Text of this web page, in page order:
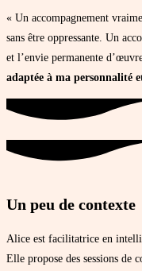
« Un accompagnement
sans être oppressante. Un
et l’envie permanente
adaptée à ma personnalité
Un peu de contexte
Alice est facilitatrice en
Elle propose des sessions de